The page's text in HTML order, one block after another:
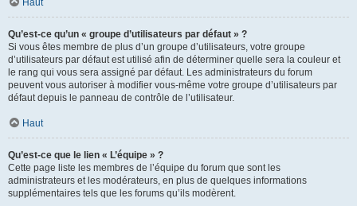
Haut
Qu’est-ce qu’un « groupe d’utilisateurs par défaut » ?
Si vous êtes membre de plus d’un groupe d’utilisateurs, votre groupe
d’utilisateurs par défaut est utilisé afin de déterminer quelle sera la couleur et
le rang qui vous sera assigné par défaut. Les administrateurs du forum
peuvent vous autoriser à modifier vous-même votre groupe d’utilisateurs par
défaut depuis le panneau de contrôle de l’utilisateur.
Haut
Qu’est-ce que le lien « L’équipe » ?
Cette page liste les membres de l’équipe du forum que sont les
administrateurs et les modérateurs, en plus de quelques informations
supplémentaires tels que les forums qu’ils modèrent.